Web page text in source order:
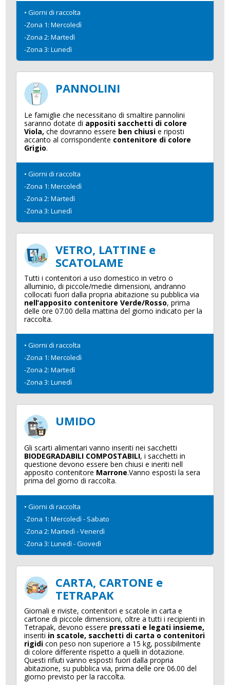
• Giorni di raccolta
-Zona 1: Mercoledì
-Zona 2: Martedì
-Zona 3: Lunedì
PANNOLINI
Le famiglie che necessitano di smaltire pannolini
saranno dotate di appositi sacchetti di colore
Viola,che dovranno essere ben chiusi e riposti
accanto al corrispondente contenitore di colore
Grigio.
• Giorni di raccolta
-Zona 1: Mercoledì
-Zona 2: Martedì
-Zona 3: Lunedì
VETRO, LATTINE e
SCATOLAME
Tutti i contenitori a uso domestico in vetro o
alluminio, di piccole/medie dimensioni, andranno
collocati fuori dalla propria abitazione su pubblica via
nell’apposito contenitore Verde/Rosso, prima
delle ore 07.00 della mattina del giorno indicato per la
raccolta.
• Giorni di raccolta
-Zona 1: Mercoledì
-Zona 2: Martedì
-Zona 3: Lunedì
UMIDO
Gli scarti alimentari vanno inseriti nei sacchetti
BIODEGRADABILI COMPOSTABILI, i sacchetti in
questione devono essere ben chiusi e ineriti nell
apposito contenitore Marrone.Vanno esposti la sera
prima del giorno di raccolta.
• Giorni di raccolta
-Zona 1: Mercoledì - Sabato
-Zona 2: Martedì - Venerdì
-Zona 3: Lunedì - Giovedì
CARTA, CARTONE e
TETRAPAK
Giornali e riviste, contenitori e scatole in carta e
cartone di piccole dimensioni, oltre a tutti i recipienti in
Tetrapak, devono essere pressati e legati insieme,
inseriti in scatole, sacchetti di carta o contenitori
rigidi con peso non superiore a 15 kg, possibilmente
di colore differente rispetto a quelli in dotazione.
Questi rifiuti vanno esposti fuori dalla propria
abitazione, su pubblica via, prima delle ore 06.00 del
giorno previsto per la raccolta.